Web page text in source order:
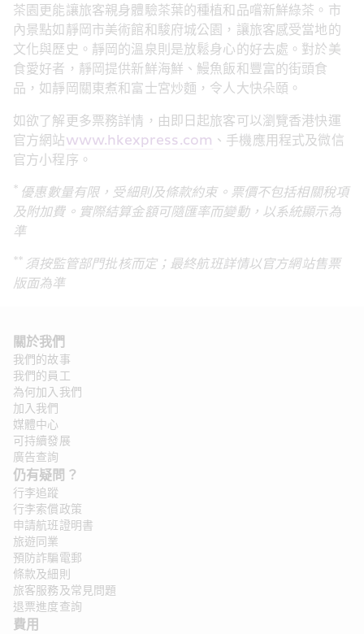
茶園更能讓旅客親身體驗茶葉的種植和品嚐新鮮綠茶。市
內景點如靜岡市美術館和駿府城公園，讓旅客感受當地的
文化與歷史。靜岡的溫泉則是放鬆身心的好去處。對於美
食愛好者，靜岡提供新鮮海鮮、鰻魚飯和豐富的街頭食
品，如靜岡關東煮和富士宮炒麵，令人大快朵頤。
如欲了解更多票務詳情，由即日起旅客可以瀏覽香港快運
官方網站www.hkexpress.com 、手機應用程式及微信
官方小程序。
* 優惠數量有限，受細則及條款約束。票價不包括相關稅項
及附加費。實際結算金額可隨匯率而變動，以系統顯示為
準
** 須按監管部門批核而定；最終航班詳情以官方網站售票
版面為準
關於我們
我們的故事
我們的員工
為何加入我們
加入我們
媒體中心
可持續發展
廣告查詢
仍有疑問？
行李追蹤
行李索償政策
申請航班證明書
旅遊同業
預防詐騙電郵
條款及細則
旅客服務及常見問題
退票進度查詢
費用